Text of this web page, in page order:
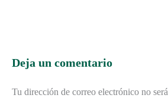
Deja un comentario
Tu dirección de correo electrónico no